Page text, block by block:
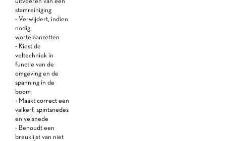
stamreiniging
- Verwijdert, indien
nodig,
wortelaanzetten
- Kiest de
veltechniek in
functie van de
omgeving en de
spanning in de
boom
- Maakt correct een
valkerf, spintsnedes
en velsnede
- Behoudt een
breuklijst van niet